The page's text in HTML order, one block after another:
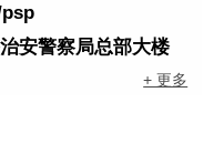
安警察局总部大楼
+ 更多